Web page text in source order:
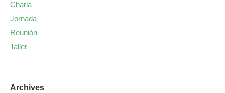
Charla
Jornada
Reunión
Taller
Archives